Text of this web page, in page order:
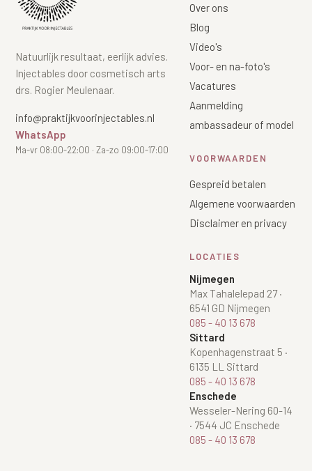
Natuurlijk resultaat, eerlijk advies.
Injectables door cosmetisch arts
drs. Rogier Meulenaar.
info@praktijkvoorinjectables.nl
WhatsApp
Ma-vr 08:00-22:00 · Za-zo 09:00-17:00
Over ons
Blog
Video's
Voor- en na-foto's
Vacatures
Aanmelding
ambassadeur of model
VOORWAARDEN
Gespreid betalen
Algemene voorwaarden
Disclaimer en privacy
LOCATIES
Nijmegen
Max Tahalelepad 27·
6541 GD Nijmegen
085 - 40 13 678
Sittard
Kopenhagenstraat 5 ·
6135 LL Sittard
085 - 40 13 678
Enschede
Wesseler-Nering 60-14
· 7544 JC Enschede
085 - 40 13 678